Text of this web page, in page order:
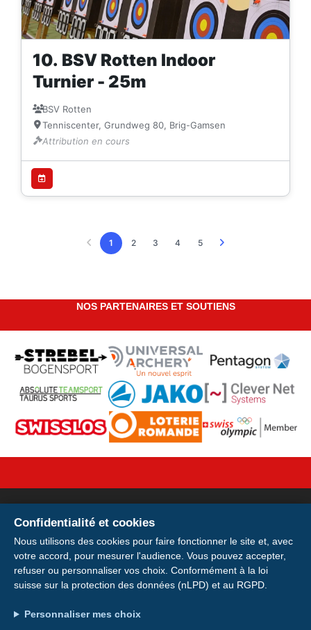
10. BSV Rotten Indoor
Turnier - 25m
BSV Rotten
Tenniscenter, Grundweg 80, Brig-Gamsen
Attribution en cours
Précédent
1 2 3 4 5 Suivant
NOS PARTENAIRES ET SOUTIENS
Confidentialité et cookies
Nous utilisons des cookies pour faire fonctionner le site et, avec
votre accord, pour mesurer l'audience. Vous pouvez accepter,
refuser ou personnaliser vos choix. Conformément à la loi
suisse sur la protection des données (nLPD) et au RGPD.
Personnaliser mes choix
Votre licence sur votre
smartphone
Licence pour avoir votre licence et votre